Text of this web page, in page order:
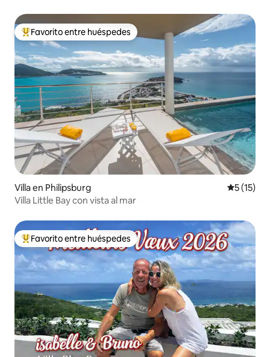
Favorito entre huéspedes preferido
Favorito entre huéspedes
Villa en Philipsburg
5 (15)
Villa Little Bay con vista al mar
Favorito entre huéspedes preferido
Favorito entre huéspedes